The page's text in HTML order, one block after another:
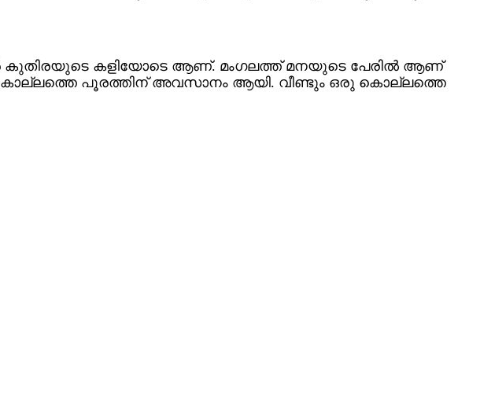
കുതിരയുടെ കളിയോടെ ആണ്. മംഗലത്ത് മനയുടെ പേരില്‍ ആണ്
പൂരത്തിന് അവസാനം ആയി. വീണ്ടും ഒരു കൊല്ലത്തെ